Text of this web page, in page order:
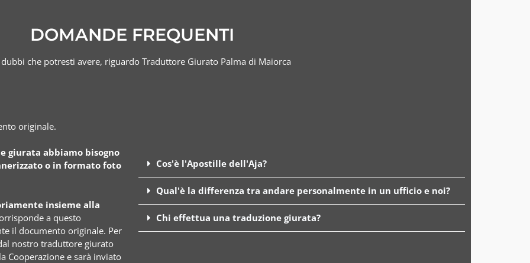
DOMANDE FREQUENTI
che potresti avere, riguardo Traduttore Giurato Palma di Maiorca
originale.
giurata abbiamo bisogno
o in formato foto
insieme alla
a questo
il documento originale. Per
nostro traduttore giurato
Cooperazione e sarà inviato
Cos'è l'Apostille dell'Aja?
Qual'è la differenza tra andare personalmente in un ufficio e noi?
Chi effettua una traduzione giurata?